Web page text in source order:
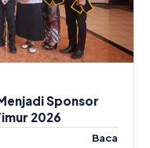
Sponsor
2026
Baca